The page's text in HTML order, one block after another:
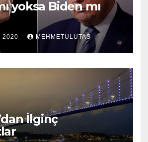
yoksa Biden mı
2020 MEHMETULUTAS
İlginç